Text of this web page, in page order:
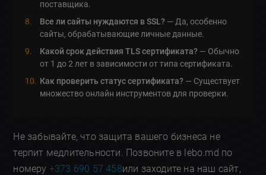
поставщика.
Все ли сайты нуждаются в SSL? — Да, особенно
сайты, обрабатывающие личные данные.
Какой срок действия TLS сертификата? — Обычно
от 1 до 2 лет в зависимости от типа сертификата.
Как проверить статус сертификата? — Существует
множество онлайн инструментов для проверки.
Не забывайте, что защита вашего бизнеса не
терпит медлительности. Позвоните в lebo.md по
номеру +373 690 57 458или заходите на наш сайт,